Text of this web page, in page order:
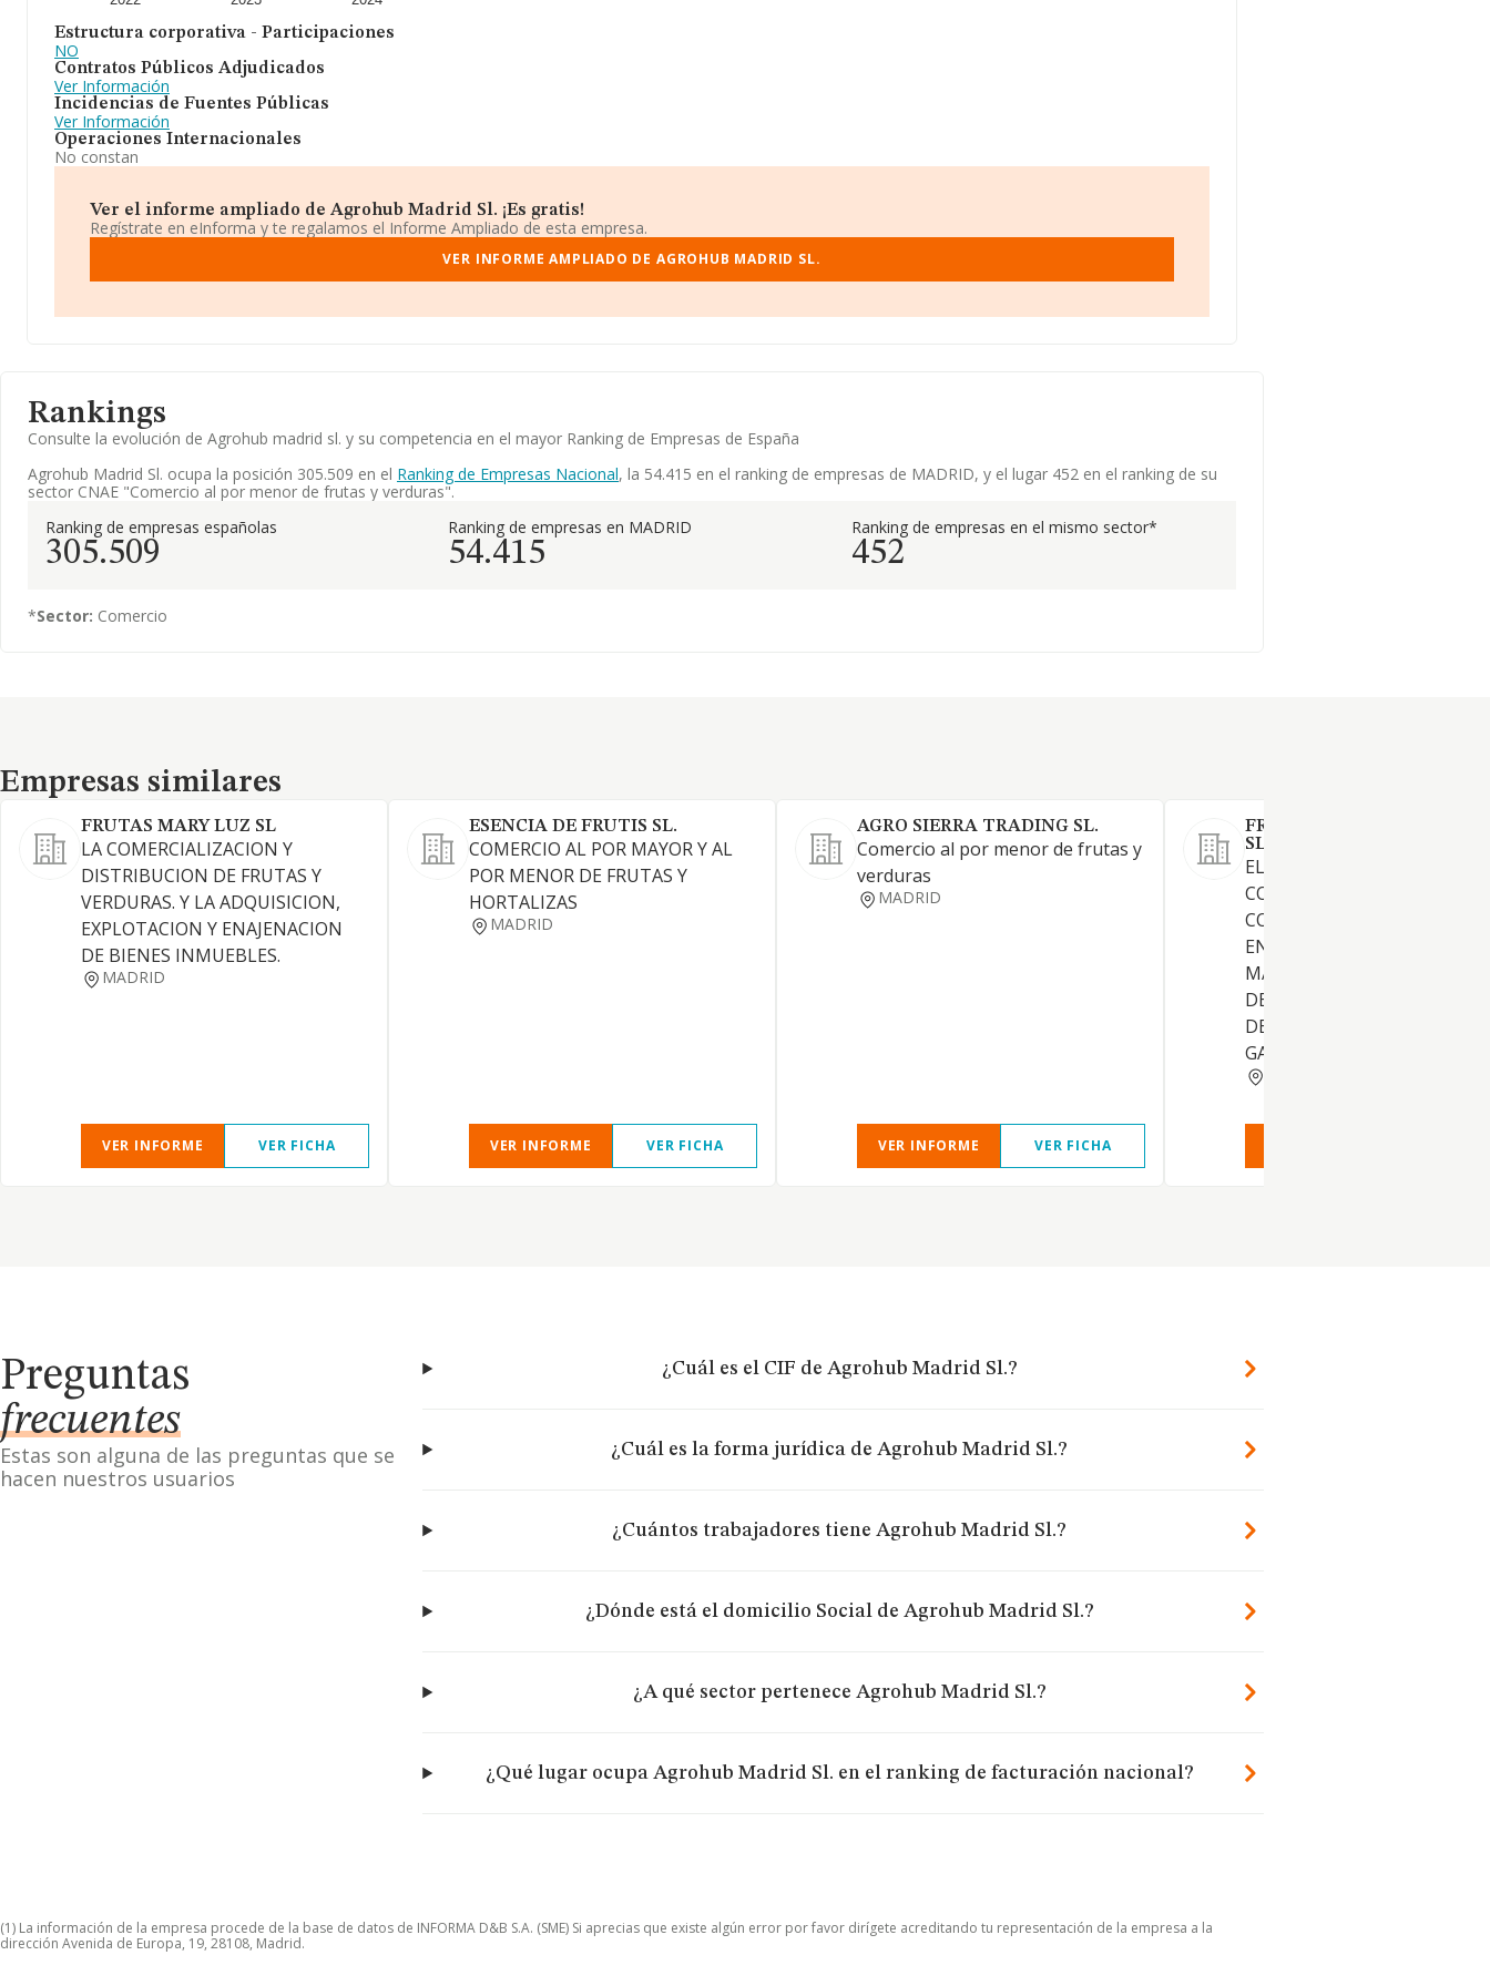
Estructura corporativa - Participaciones
NO
Contratos Públicos Adjudicados
Ver Información
Incidencias de Fuentes Públicas
Ver Información
Operaciones Internacionales
No constan
Ver el informe ampliado de Agrohub Madrid Sl. ¡Es gratis!
Regístrate en eInforma y te regalamos el Informe Ampliado de esta empresa.
VER INFORME AMPLIADO DE AGROHUB MADRID SL.
Rankings
Consulte la evolución de Agrohub madrid sl. y su competencia en el mayor Ranking de Empresas de España
Agrohub Madrid Sl. ocupa la posición 305.509 en el Ranking de Empresas Nacional, la 54.415 en el ranking de empresas de MADRID, y el lugar 452 en el ranking de su
sector CNAE "Comercio al por menor de frutas y verduras".
Ranking de empresas españolas
305.509
Ranking de empresas en MADRID
54.415
Ranking de empresas en el mismo sector*
452
*Sector: Comercio
Empresas similares
Empresas similares
FRUTAS MARY LUZ SL
LA COMERCIALIZACION Y
DISTRIBUCION DE FRUTAS Y
VERDURAS. Y LA ADQUISICION,
EXPLOTACION Y ENAJENACION
DE BIENES INMUEBLES.
MADRID
VER INFORME VER FICHA
ESENCIA DE FRUTIS SL.
COMERCIO AL POR MAYOR Y AL
POR MENOR DE FRUTAS Y
HORTALIZAS
MADRID
VER INFORME VER FICHA
AGRO SIERRA TRADING SL.
Comercio al por menor de frutas y
verduras
MADRID
VER INFORME VER FICHA
FRUTAS Y VERDURAS
SL.
EL CULTIVO Y
COMERCIALIZACION,
COMERCIO INTERIOR Y
EN REGIMEN DE MINORISTA
MAYORISTA DE PRODUCTOS
DERIVADOS DE LA
DE LOS SECTORES
GANADERO
Preguntas
frecuentes
Estas son alguna de las preguntas que se
hacen nuestros usuarios
¿Cuál es el CIF de Agrohub Madrid Sl.?
¿Cuál es la forma jurídica de Agrohub Madrid Sl.?
¿Cuántos trabajadores tiene Agrohub Madrid Sl.?
¿Dónde está el domicilio Social de Agrohub Madrid Sl.?
¿A qué sector pertenece Agrohub Madrid Sl.?
¿Qué lugar ocupa Agrohub Madrid Sl. en el ranking de facturación nacional?
(1) La información de la empresa procede de la base de datos de INFORMA D&B S.A. (SME) Si aprecias que existe algún error por favor dirígete acreditando tu representación de la empresa a la
dirección Avenida de Europa, 19, 28108, Madrid.